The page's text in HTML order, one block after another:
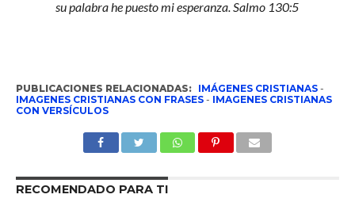
su palabra he puesto mi esperanza. Salmo 130:5
PUBLICACIONES RELACIONADAS: IMÁGENES CRISTIANAS-
IMAGENES CRISTIANAS CON FRASES- IMAGENES CRISTIANAS
CON VERSÍCULOS
RECOMENDADO PARA TI